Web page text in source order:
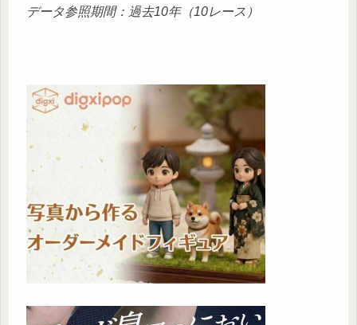
データ参照期間：過去10年（10レース）